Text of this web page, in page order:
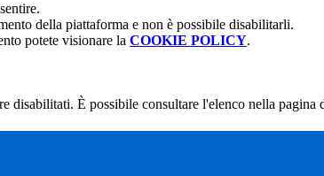
della piattaforma e non è possibile disabilitarli.
potete visionare la COOKIE POLICY.
disabilitati. È possibile consultare l'elenco nella pagina